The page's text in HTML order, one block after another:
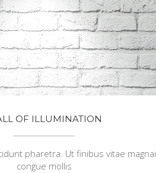
OF ILLUMINATION
pharetra. Ut finibus vitae magnai
congue mollis